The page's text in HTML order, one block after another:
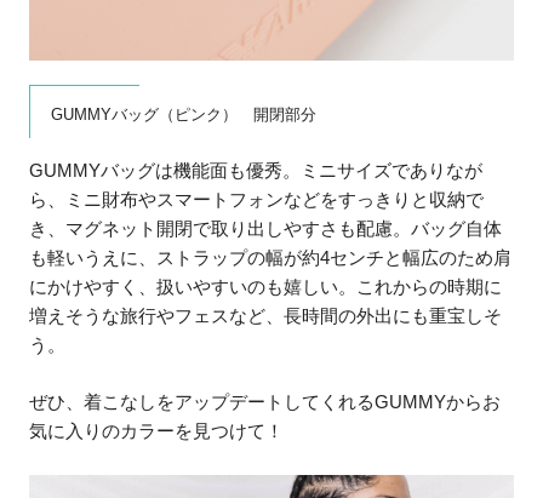
GUMMYバッグ（ピンク） 開閉部分
GUMMYバッグは機能面も優秀。ミニサイズでありなが
ら、ミニ財布やスマートフォンなどをすっきりと収納で
き、マグネット開閉で取り出しやすさも配慮。バッグ自体
も軽いうえに、ストラップの幅が約4センチと幅広のため肩
にかけやすく、扱いやすいのも嬉しい。これからの時期に
増えそうな旅行やフェスなど、長時間の外出にも重宝しそ
う。
ぜひ、着こなしをアップデートしてくれるGUMMYからお
気に入りのカラーを見つけて！